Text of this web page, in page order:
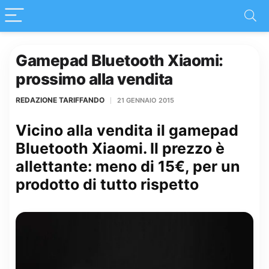
Gamepad Bluetooth Xiaomi:
prossimo alla vendita
REDAZIONE TARIFFANDO 21 GENNAIO 2015
Vicino alla vendita il gamepad
Bluetooth Xiaomi. Il prezzo è
allettante: meno di 15€, per un
prodotto di tutto rispetto